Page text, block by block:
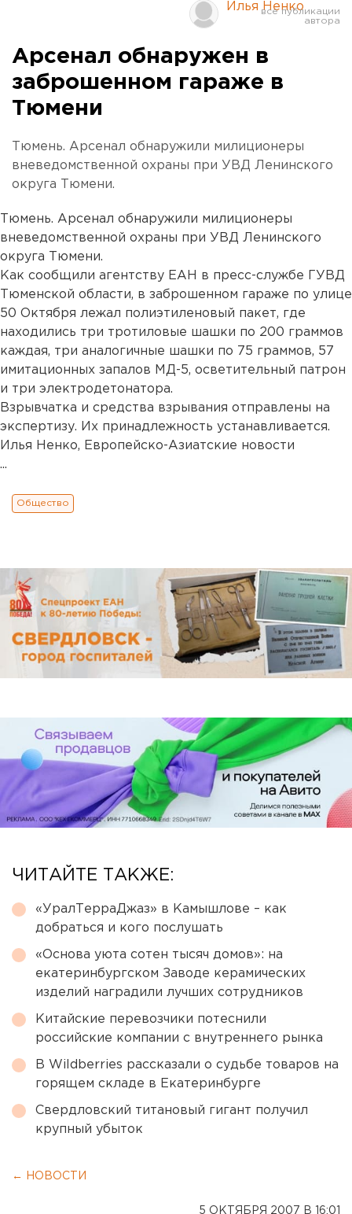
Илья Ненко
Арсенал обнаружен в
заброшенном гараже в
Тюмени
Тюмень. Арсенал обнаружили милиционеры
вневедомственной охраны при УВД Ленинского
округа Тюмени.
Тюмень. Арсенал обнаружили милиционеры
вневедомственной охраны при УВД Ленинского
округа Тюмени.
Как сообщили агентству ЕАН в пресс-службе ГУВД
Тюменской области, в заброшенном гараже по улице
50 Октября лежал полиэтиленовый пакет, где
находились три тротиловые шашки по 200 граммов
каждая, три аналогичные шашки по 75 граммов, 57
имитационных запалов МД-5, осветительный патрон
и три электродетонатора.
Взрывчатка и средства взрывания отправлены на
экспертизу. Их принадлежность устанавливается.
Илья Ненко, Европейско-Азиатские новости
...
Общество
ЧИТАЙТЕ ТАКЖЕ:
«УралТерраДжаз» в Камышлове – как
добраться и кого послушать
«Основа уюта сотен тысяч домов»: на
екатеринбургском Заводе керамических
изделий наградили лучших сотрудников
Китайские перевозчики потеснили
российские компании с внутреннего рынка
В Wildberries рассказали о судьбе товаров на
горящем складе в Екатеринбурге
Свердловский титановый гигант получил
крупный убыток
← НОВОСТИ
5 ОКТЯБРЯ 2007 В 16:01